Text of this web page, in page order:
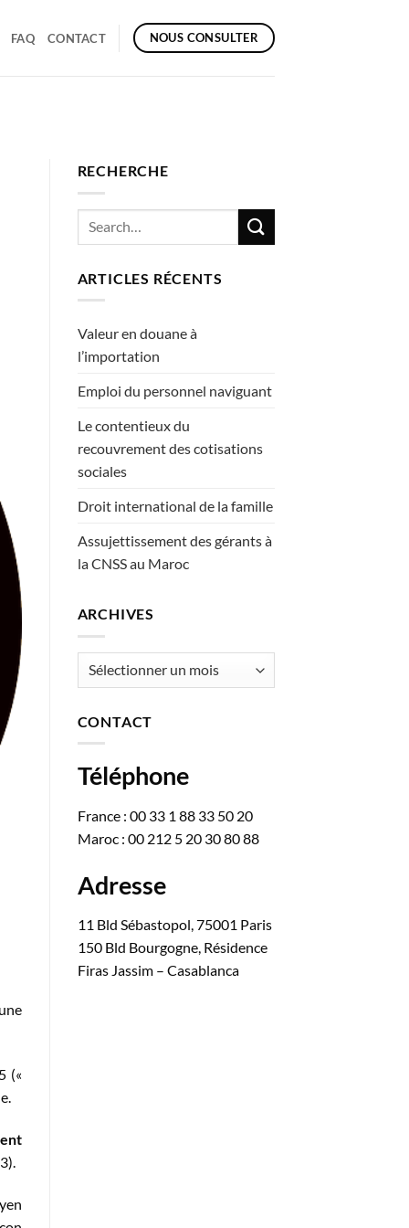
FAQ CONTACT NOUS CONSULTER
(«
RECHERCHE
ARTICLES RÉCENTS
Valeur en douane à
l’importation
Emploi du personnel naviguant
Le contentieux du
recouvrement des cotisations
sociales
Droit international de la famille
Assujettissement des gérants à
la CNSS au Maroc
ARCHIVES
Archives
CONTACT
Téléphone
France : 00 33 1 88 33 50 20
Maroc : 00 212 5 20 30 80 88
Adresse
11 Bld Sébastopol, 75001 Paris
150 Bld Bourgogne, Résidence
Firas Jassim – Casablanca